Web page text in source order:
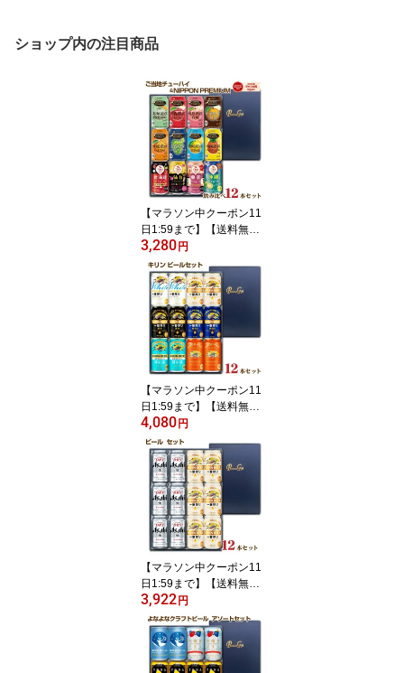
ショップ内の注目商品
【マラソン中クーポン11
日1:59まで】【送料無
料】 ご当地チューハイと
NIPPON PREMIUM いろ
いろ飲み比べセット 12
種類 12缶 合同酒精 ニッ
ポンプレミアム アソート
父の日ギフト お中元 お
歳暮 パーティー 化粧箱
入り
3,280 円
【マラソン中クーポン11
日1:59まで】【送料無
料】キリンビール 6種類
セット 一番搾り 晴れ風
など 飲み比べセット 350
ml 12缶 父の日ギフト お
中元 お歳暮 化粧箱入り
ビールギフト ビールセッ
ト
4,080 円
【マラソン中クーポン11
日1:59まで】【送料無
料】スーパードライと一
番搾り 350ml 各6缶 ビー
ル飲み比べセット 合計1
2缶 父の日ギフト お中元
お歳暮 化粧箱入り アサ
3,922 円